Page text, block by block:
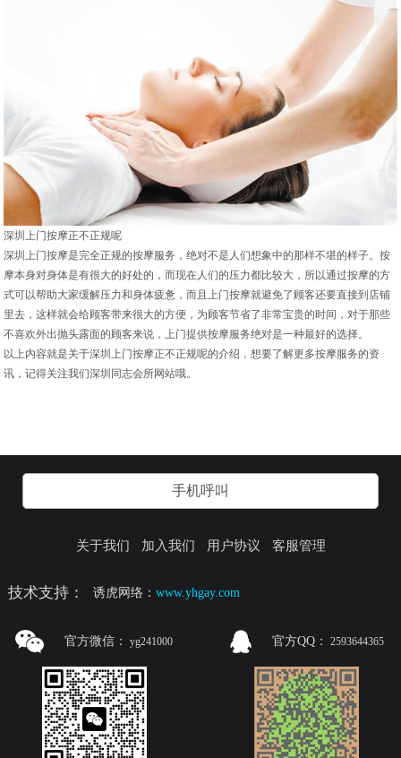
深圳上门按摩正不正规呢
深圳上门按摩是完全正规的按摩服务，绝对不是人们想象中的那样不堪的样子。按
摩本身对身体是有很大的好处的，而现在人们的压力都比较大，所以通过按摩的方
式可以帮助大家缓解压力和身体疲惫，而且上门按摩就避免了顾客还要直接到店铺
里去，这样就会给顾客带来很大的方便，为顾客节省了非常宝贵的时间，对于那些
不喜欢外出抛头露面的顾客来说，上门提供按摩服务绝对是一种最好的选择。
以上内容就是关于深圳上门按摩正不正规呢的介绍，想要了解更多按摩服务的资
讯，记得关注我们深圳同志会所网站哦。
手机呼叫
关于我们 加入我们 用户协议 客服管理
技术支持： 诱虎网络：www.yhgay.com
官方微信： yg241000 官方QQ： 2593644365